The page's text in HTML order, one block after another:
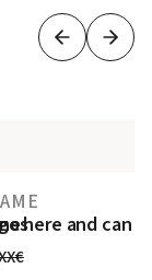
here and can